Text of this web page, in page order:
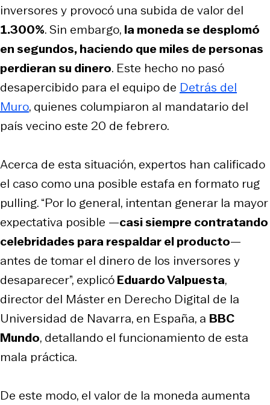
inversores y provocó una subida de valor del
1.300%. Sin embargo, la moneda se desplomó
en segundos, haciendo que miles de personas
perdieran su dinero. Este hecho no pasó
desapercibido para el equipo de Detrás del
Muro, quienes columpiaron al mandatario del
país vecino este 20 de febrero.
Acerca de esta situación, expertos han calificado
el caso como una posible estafa en formato rug
pulling. “Por lo general, intentan generar la mayor
expectativa posible —casi siempre contratando
celebridades para respaldar el producto—
antes de tomar el dinero de los inversores y
desaparecer”, explicóEduardo Valpuesta,
director del Máster en Derecho Digital de la
Universidad de Navarra, en España, a BBC
Mundo, detallando el funcionamiento de esta
mala práctica.
De este modo, el valor de la moneda aumenta